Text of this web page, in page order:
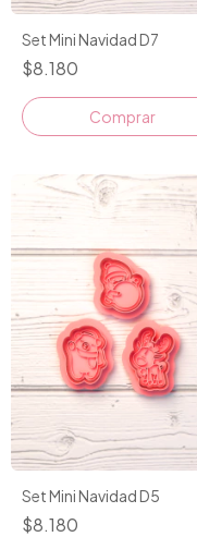
Set Mini Navidad D7
$8.180
Set Mini Navidad D5
$8.180